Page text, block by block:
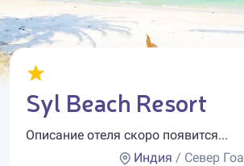
Syl Beach Resort
Описание отеля скоро появится...
Индия / Север Гоа